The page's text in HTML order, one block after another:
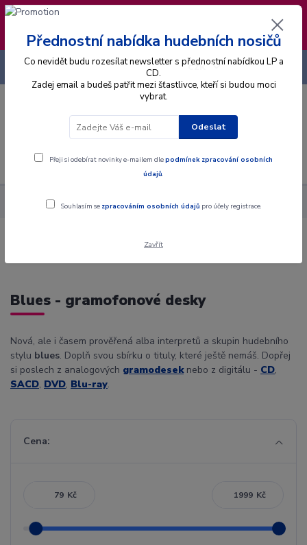
❣️ Od 4.8. do 13.8. čerpám dovolenou. Datum
expedice objednávek se posouvá na pátek
14.8.2026 🐋
Menu
CZK
+420 725 736 293
Hudební styly Blues
Blues - gramofonové desky
Nová, ale i časem prověřená alba interpretů a skupin hudebního
stylu blues. Doplň svou sbírku o tituly, které ještě nemáš. Dopřej
si poslech z analogových gramodeseknebo z digitálu - CD,
SACD, DVD, Blu-ray.
Cena:
Kč Kč
Přednostní nabídka hudebních nosičů
Co nevidět budu rozesílat newsletter s přednostní nabídkou LP a
CD.
Zadej email a budeš patřit mezi šťastlivce, kteří si budou moci
vybrat.
Odeslat
Přeji si odebírat novinky e-mailem dlepodmínek zpracování osobních
údajů.
Souhlasím se zpracováním osobních údajů pro účely registrace.
Zavřít